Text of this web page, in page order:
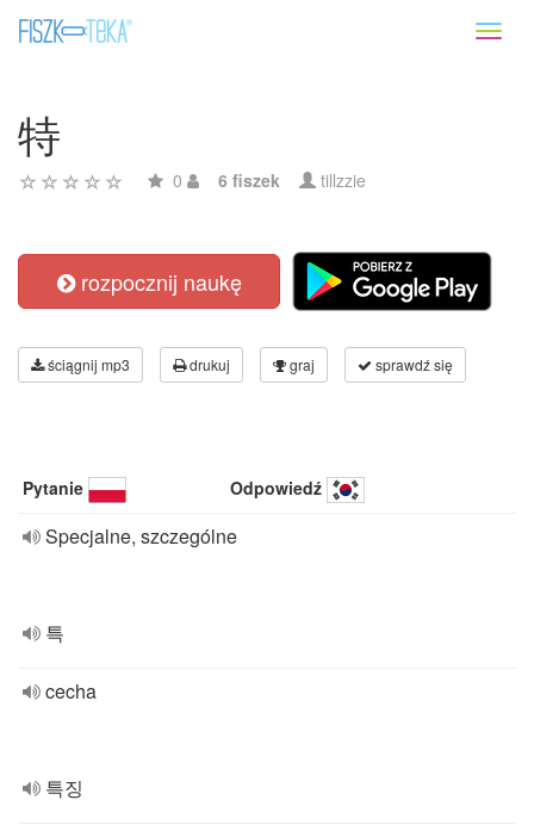
特
0 6 fiszek tillzzie
rozpocznij naukę
ściągnij mp3 drukuj graj sprawdź się
Pytanie Odpowiedź
Specjalne, szczególne
특
cecha
특징